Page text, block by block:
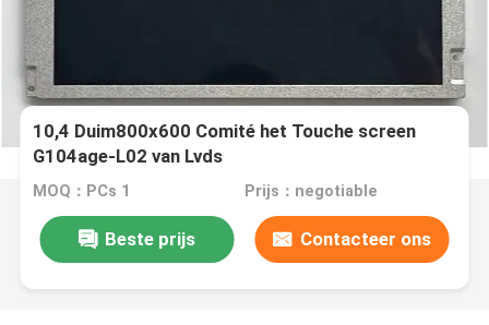
10,4 Duim800x600 Comité het Touche screen
G104age-L02 van Lvds
MOQ：PCs 1 Prijs：negotiable
Beste prijs Contacteer ons